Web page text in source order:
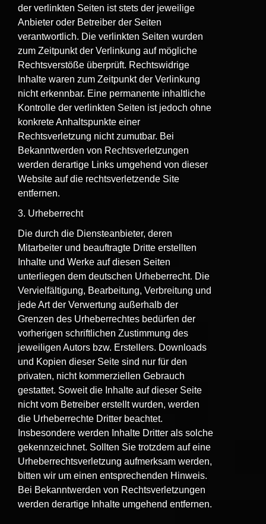
der verlinkten Seiten ist stets der jeweilige
Anbieter oder Betreiber der Seiten
verantwortlich. Die verlinkten Seiten wurden
zum Zeitpunkt der Verlinkung auf mögliche
Rechtsverstöße überprüft. Rechtswidrige
Inhalte waren zum Zeitpunkt der Verlinkung
nicht erkennbar. Eine permanente inhaltliche
Kontrolle der verlinkten Seiten ist jedoch ohne
konkrete Anhaltspunkte einer
Rechtsverletzung nicht zumutbar. Bei
Bekanntwerden von Rechtsverletzungen
werden derartige Links umgehend von dieser
Website auf die rechtsverletzende Site
entfernen.
3. Urheberrecht
Die durch die Diensteanbieter, deren
Mitarbeiter und beauftragte Dritte erstellten
Inhalte und Werke auf diesen Seiten
unterliegen dem deutschen Urheberrecht. Die
Vervielfältigung, Bearbeitung, Verbreitung und
jede Art der Verwertung außerhalb der
Grenzen des Urheberrechtes bedürfen der
vorherigen schriftlichen Zustimmung des
jeweiligen Autors bzw. Erstellers. Downloads
und Kopien dieser Seite sind nur für den
privaten, nicht kommerziellen Gebrauch
gestattet. Soweit die Inhalte auf dieser Seite
nicht vom Betreiber erstellt wurden, werden
die Urheberrechte Dritter beachtet.
Insbesondere werden Inhalte Dritter als solche
gekennzeichnet. Sollten Sie trotzdem auf eine
Urheberrechtsverletzung aufmerksam werden,
bitten wir um einen entsprechenden Hinweis.
Bei Bekanntwerden von Rechtsverletzungen
werden derartige Inhalte umgehend entfernen.